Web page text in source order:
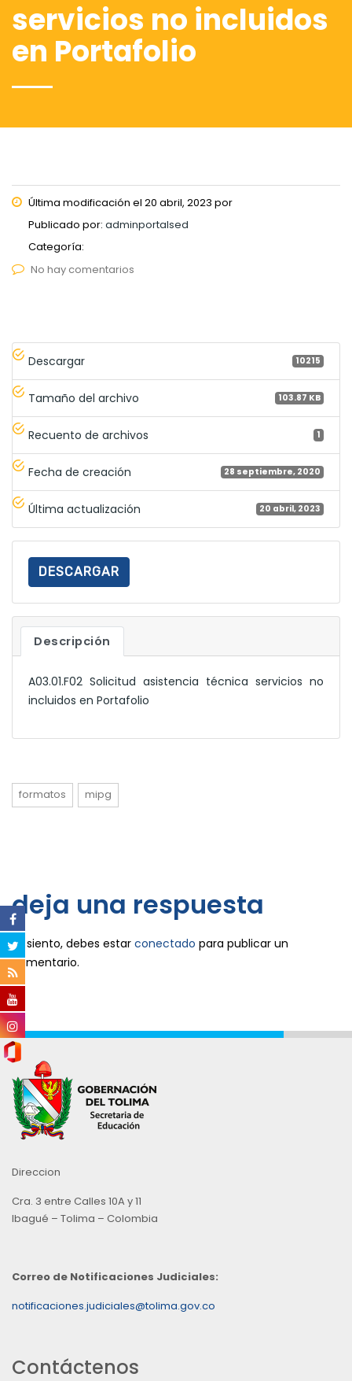
servicios no incluidos
en Portafolio
Última modificación el 20 abril, 2023 por
Publicado por: adminportalsed
Categoría:
No hay comentarios
Descargar 10215
Tamaño del archivo 103.87 KB
Recuento de archivos 1
Fecha de creación 28 septiembre, 2020
Última actualización 20 abril, 2023
DESCARGAR
Descripción
A03.01.F02 Solicitud asistencia técnica servicios no
incluidos en Portafolio
formatos mipg
deja una respuesta
Lo siento, debes estar conectado para publicar un
comentario.
Direccion
Cra. 3 entre Calles 10A y 11
Ibagué – Tolima – Colombia
Correo de Notificaciones Judiciales:
notificaciones.judiciales@tolima.gov.co
Contáctenos